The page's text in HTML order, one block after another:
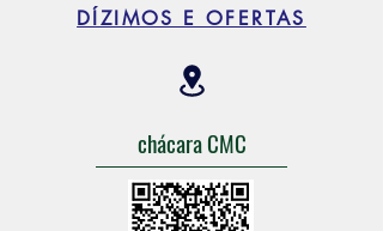
DÍZIMOS E OFERTAS
chácara CMC